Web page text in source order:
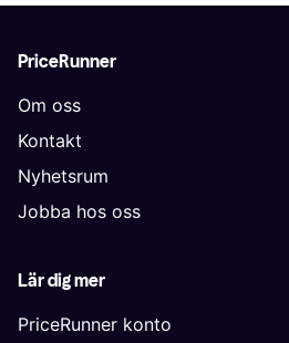
PriceRunner
Om oss
Kontakt
Nyhetsrum
Jobba hos oss
Lär dig mer
PriceRunner konto